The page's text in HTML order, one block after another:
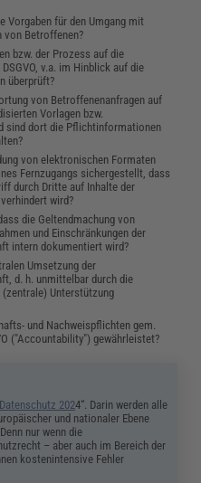
Vorgaben für den Umgang mit
von Betroffenen?
bzw. der Prozess auf die
v.a. im Hinblick auf die
überprüft?
von Betroffenenanfragen auf
Vorlagen bzw.
sind dort die Pflichtinformationen
von elektronischen Formaten
Fernzugangs sichergestellt, dass
durch Dritte auf Inhalte der
wird?
die Geltendmachung von
und Einschränkungen der
intern dokumentiert wird?
Umsetzung der
d. h. unmittelbar durch die
(zentrale) Unterstützung
und Nachweispflichten gem.
("Accountability") gewährleistet?
Datenschutz 2024“. Darin werden alle
und nationaler Ebene
nur wenn die
– aber auch im Bereich der
kostenintensive Fehler